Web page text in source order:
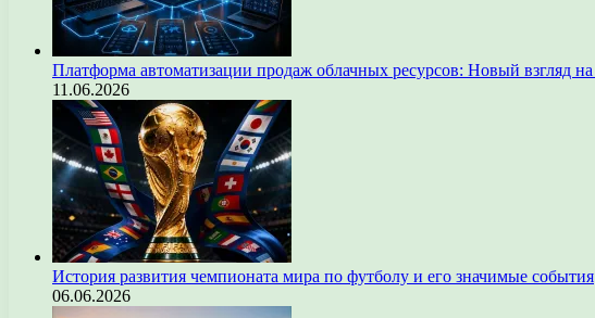
Платформа автоматизации продаж облачных ресурсов: Новый взгляд
11.06.2026
История развития чемпионата мира по футболу и его значимые события
06.06.2026